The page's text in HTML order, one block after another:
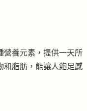
營養元素，提供一天所
和脂肪，能讓人飽足感